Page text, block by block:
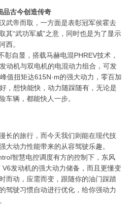
品古今创造传奇
武帝而取，一方面是表彰冠军侯霍去
其“武功军威”之意，同时也是为了显示
西。
彰自显，搭载马赫电混PHREV技术，
动机与双电机的电混动力组合，可发
值扭矩达615N·m的强大动力，零百加
，想快能快，动力随踩随有，无论是
车辆，都能快人一步。
长的旅行，而今天我们则能在现代技
大动力性能带来的从容驾驶乐趣。
智慧电控调度有方的控制下，东风
发动机的强大动力储备，而且更懂变
而动，应需而变，跟随你的油门踩踏
驾驶习惯自动进行优化，给你强动力